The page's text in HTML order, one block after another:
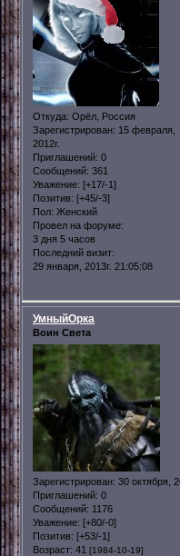
Откуда: Орёл, Россия
Зарегистрирован: 15 февраля,
2012г.
Приглашений: 0
Сообщений: 361
Уважение: [+17/-1]
Позитив: [+45/-3]
Пол: Женский
Провел на форуме:
3 дня 5 часов
Последний визит:
29 января, 2013г. 21:05:08
УмныйОрка
Воин Света
Зарегистрирован: 30 октября,
Приглашений: 0
Сообщений: 1176
Уважение: [+80/-0]
Позитив: [+53/-1]
Возраст: 41 [1984-10-19]